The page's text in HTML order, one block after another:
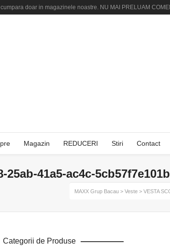
doar in magazinele noastre. NU MAI PRELUAM
Magazin REDUCERI Stiri Contact
25ab-41a5-ac4c-5cb57f7e101b
MAXX Grup Bacau > Veste > VESTA
Categorii de Produse